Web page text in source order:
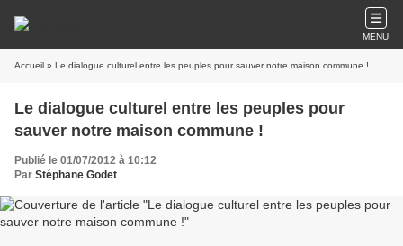
MENU
Accueil » Le dialogue culturel entre les peuples pour sauver notre maison commune !
Le dialogue culturel entre les peuples pour
sauver notre maison commune !
Publié le 01/07/2012 à 10:12
Par Stéphane Godet